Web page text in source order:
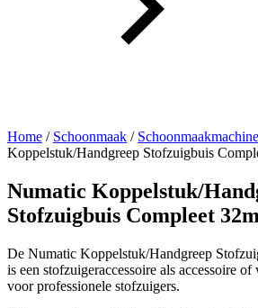
Home / Schoonmaak /
Koppelstuk/Handgreep Stofzuigbuis
Numatic Koppelstuk/
Stofzuigbuis Compleet
De Numatic Koppelstuk/Handgreep
is een stofzuigeraccessoire als accessoire
voor professionele stofzuigers.